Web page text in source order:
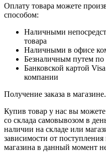
Оплату товара можете
способом:
Наличными
товара
Наличными в офисе
Безналичным путем по
Банковской картой
компании
Получение заказа в
Купив товар у нас вы
со склада самовывозом в
наличии на складе или
зависимости от поступления
магазина в данный момент